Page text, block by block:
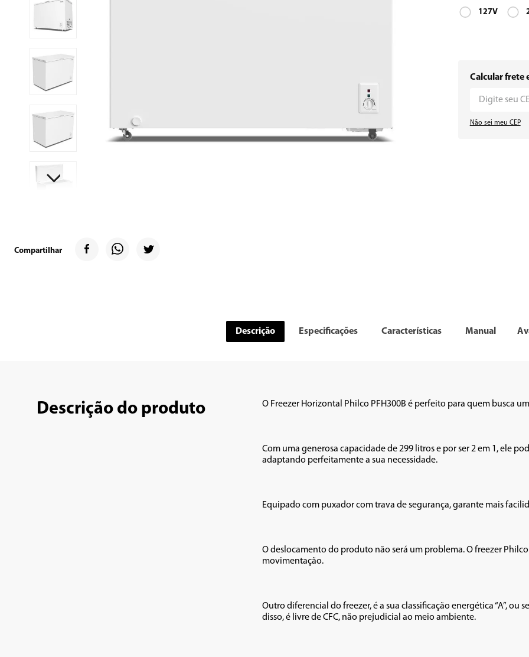
Compartilhar
127V
Calcular frete
Não sei meu CEP
Descrição Especificações Características Manual
Descrição do produto O Freezer Horizontal Philco PFH300B é perfeito para quem busca
Com uma generosa capacidade de 299 litros e por ser 2 em 1, ele
adaptando perfeitamente a sua necessidade.
Equipado com puxador com trava de segurança, garante mais
O deslocamento do produto não será um problema. O freezer
movimentação.
Outro diferencial do freezer, é a sua classificação energética “A”,
disso, é livre de CFC, não prejudicial ao meio ambiente.